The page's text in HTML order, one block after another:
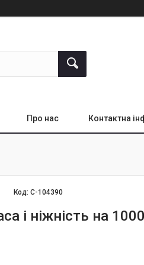
Про нас Контактна
Код:С-104390
і ніжність на